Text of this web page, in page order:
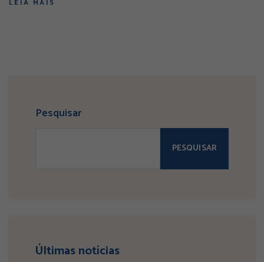
LEIA MAIS
Pesquisar
PESQUISAR
Últimas notícias